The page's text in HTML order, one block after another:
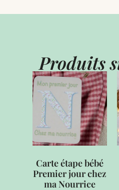
Produits
Carte étape bébé
Premier jour chez
ma Nourrice